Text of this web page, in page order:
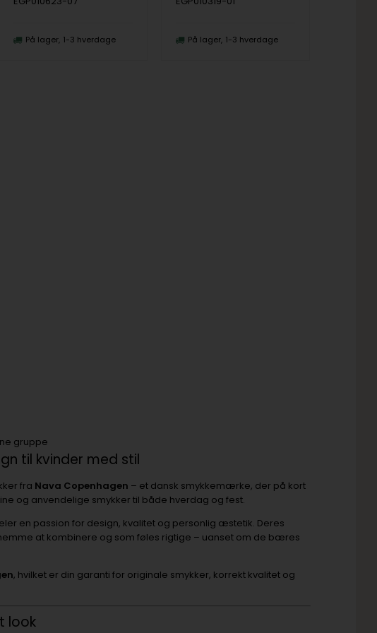
På lager 1-3 hverdage På lager 1-3 hverdage
gruppe
til kvinder med stil
fra Nava Copenhagen – et dansk smykkemærke, der på kort
og anvendelige smykker til både hverdag og fest.
en passion for design, kvalitet og personlig æstetik. Deres
at kombinere og som føles rigtige – uanset om de bæres
, hvilket er din garanti for originale smykker, korrekt kvalitet og
look